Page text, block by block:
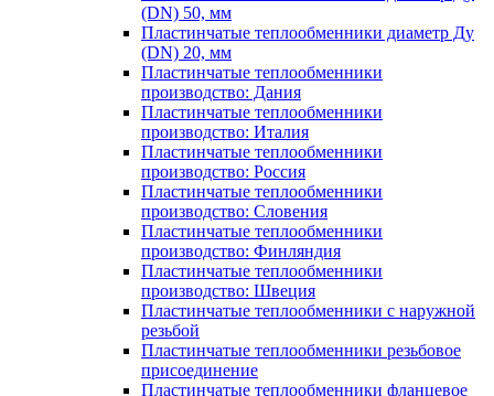
(DN) 50, мм
Пластинчатые теплообменники диаметр Ду
(DN) 20, мм
Пластинчатые теплообменники
производство: Дания
Пластинчатые теплообменники
производство: Италия
Пластинчатые теплообменники
производство: Россия
Пластинчатые теплообменники
производство: Словения
Пластинчатые теплообменники
производство: Финляндия
Пластинчатые теплообменники
производство: Швеция
Пластинчатые теплообменники с наружной
резьбой
Пластинчатые теплообменники резьбовое
присоединение
Пластинчатые теплообменники фланцевое